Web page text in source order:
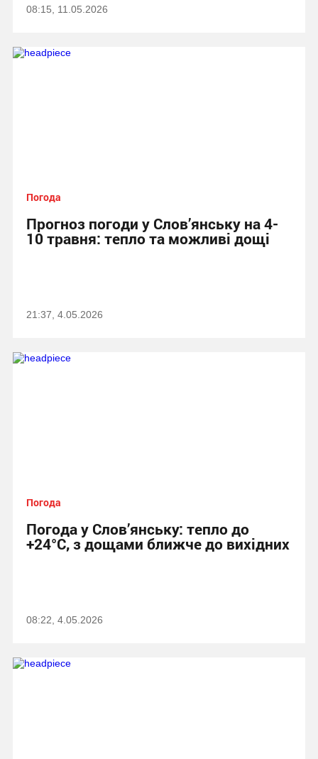
08:15, 11.05.2026
Погода
Прогноз погоди у Слов’янську на 4-
10 травня: тепло та можливі дощі
21:37, 4.05.2026
Погода
Погода у Слов’янську: тепло до
+24°C, з дощами ближче до вихідних
08:22, 4.05.2026